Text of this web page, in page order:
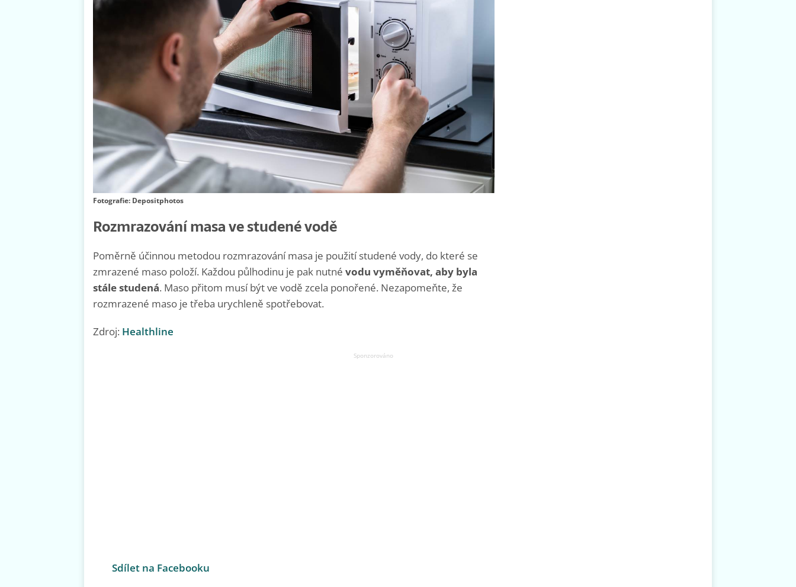
Fotografie: Depositphotos
Rozmrazování masa ve studené vodě
Poměrně účinnou metodou rozmrazování masa je použití studené vody, do které se
zmrazené maso položí. Každou půlhodinu je pak nutné vodu vyměňovat, aby byla
stále studená. Maso přitom musí být ve vodě zcela ponořené. Nezapomeňte, že
rozmrazené maso je třeba urychleně spotřebovat.
Zdroj: Healthline
Sdílet na Facebooku